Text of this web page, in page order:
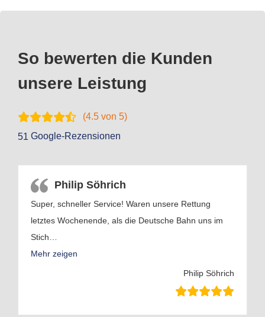
So bewerten die Kunden
unsere Leistung
(4.5 von 5)
51 Google-Rezensionen
Philip Söhrich
Super, schneller Service! Waren unsere Rettung
letztes Wochenende, als die Deutsche Bahn uns im
Stich
Mehr zeigen
Philip Söhrich